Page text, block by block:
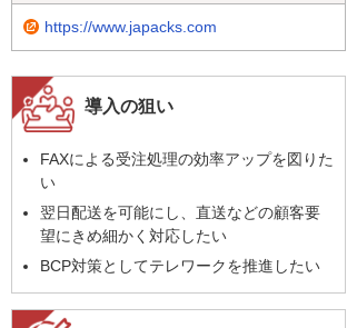
https://www.japacks.com
導入の狙い
FAXによる受注処理の効率アップを図りた
い
翌日配送を可能にし、直送などの顧客要
望にきめ細かく対応したい
BCP対策としてテレワークを推進したい